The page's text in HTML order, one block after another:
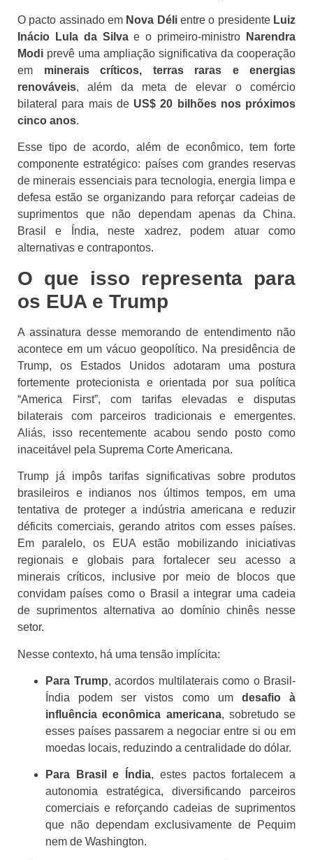
O pacto assinado em Nova Délientre o presidente Luiz
Inácio Lula da Silvae o primeiro-ministro
Narendra
Modi prevê uma ampliação significativa da cooperação
em minerais críticos, terras raras e energias
renováveis, além da meta de elevar o comércio
bilateral para mais de US$ 20 bilhões nos próximos
cinco anos.
Esse tipo de acordo, além de econômico, tem forte
componente estratégico: países com grandes reservas
de minerais essenciais para tecnologia, energia limpa e
defesa estão se organizando para reforçar cadeias de
suprimentos que não dependam apenas da China.
Brasil e Índia, neste xadrez, podem atuar como
alternativas e contrapontos.
O que isso representa para
os EUA e Trump
A assinatura desse memorando de entendimento não
acontece em um vácuo geopolítico. Na presidência de
Trump, os Estados Unidos adotaram uma postura
fortemente protecionista e orientada por sua política
“America First”, com tarifas elevadas e disputas
bilaterais com parceiros tradicionais e emergentes.
Aliás, isso recentemente acabou sendo posto como
inaceitável pela Suprema Corte Americana.
Trump já impôs tarifas significativas sobre produtos
brasileiros e indianos nos últimos tempos, em uma
tentativa de proteger a indústria americana e reduzir
déficits comerciais, gerando atritos com esses países.
Em paralelo, os EUA estão mobilizando iniciativas
regionais e globais para fortalecer seu acesso a
minerais críticos, inclusive por meio de blocos que
convidam países como o Brasil a integrar uma cadeia
de suprimentos alternativa ao domínio chinês nesse
setor.
Nesse contexto, há uma tensão implícita:
Para Trump, acordos multilaterais como o Brasil-
Índia podem ser vistos como um desafio à
influência econômica americana, sobretudo se
esses países passarem a negociar entre si ou em
moedas locais, reduzindo a centralidade do dólar.
Para Brasil e Índia, estes pactos fortalecem a
autonomia estratégica, diversificando parceiros
comerciais e reforçando cadeias de suprimentos
que não dependam exclusivamente de Pequim
nem de Washington.